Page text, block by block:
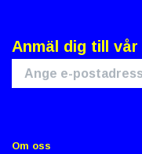
Anmäl dig till
Om oss